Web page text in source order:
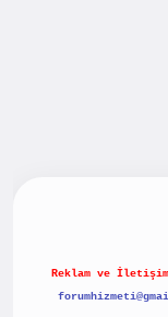
Reklam ve